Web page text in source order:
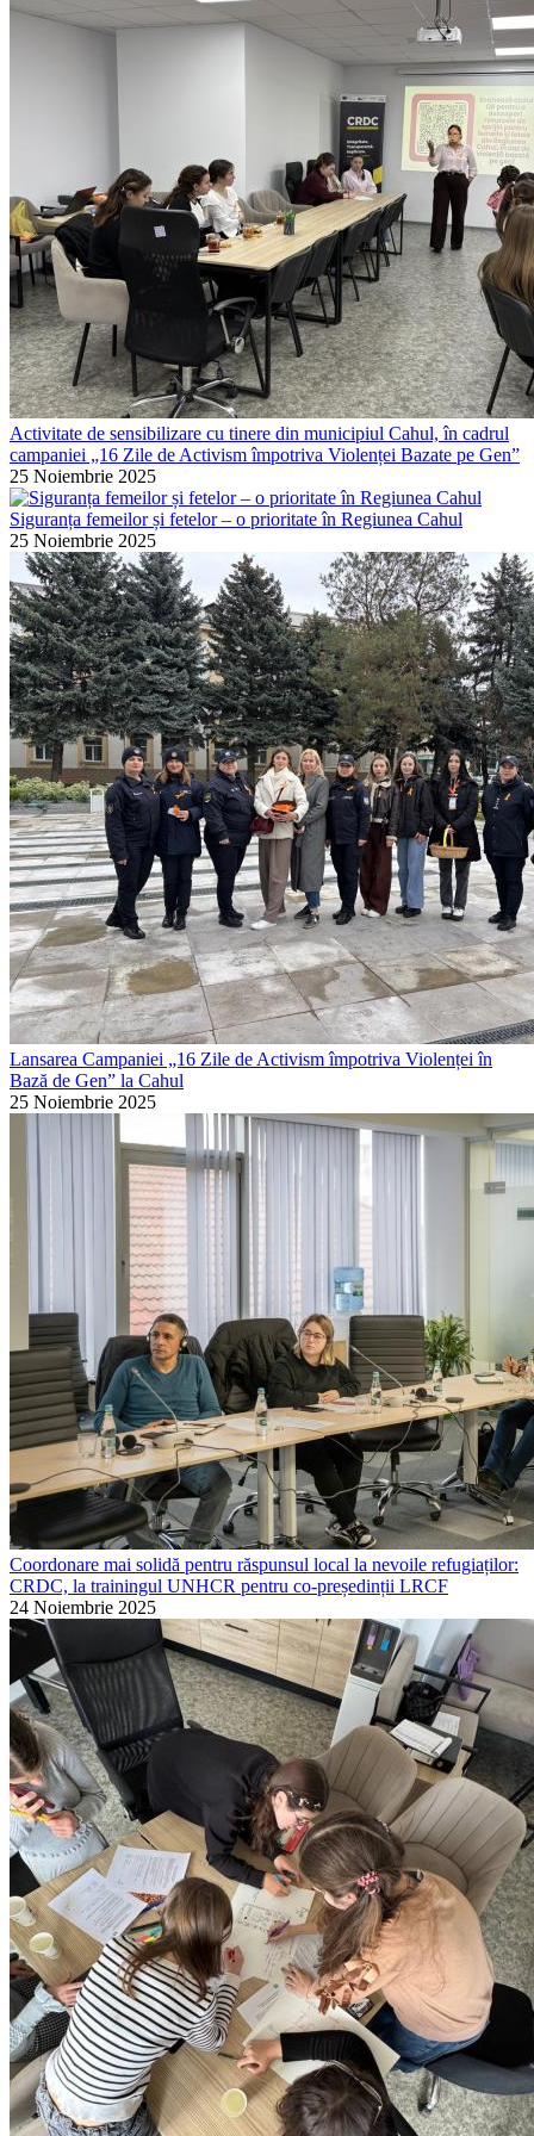
Activitate de sensibilizare cu tinere din municipiul Cahul, în cadrul
campaniei „16 Zile de Activism împotriva Violenței Bazate pe Gen”
25 Noiembrie 2025
Siguranța femeilor și fetelor – o prioritate în Regiunea Cahul
25 Noiembrie 2025
Lansarea Campaniei „16 Zile de Activism împotriva Violenței în
Bază de Gen” la Cahul
25 Noiembrie 2025
Coordonare mai solidă pentru răspunsul local la nevoile refugiaților:
CRDC, la trainingul UNHCR pentru co-președinții LRCF
24 Noiembrie 2025